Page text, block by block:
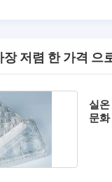
장 저렴 한 가격 으
실
문